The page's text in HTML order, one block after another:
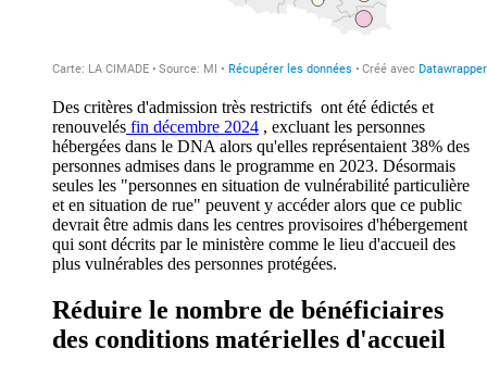
Des critères d'admission très restrictifs ont été édictés et
renouvelés fin décembre 2024 , excluant les personnes
hébergées dans le DNA alors qu'elles représentaient 38% des
personnes admises dans le programme en 2023. Désormais
seules les "personnes en situation de vulnérabilité particulière
et en situation de rue" peuvent y accéder alors que ce public
devrait être admis dans les centres provisoires d'hébergement
qui sont décrits par le ministère comme le lieu d'accueil des
plus vulnérables des personnes protégées.
Réduire le nombre de bénéficiaires
des conditions matérielles d'accueil